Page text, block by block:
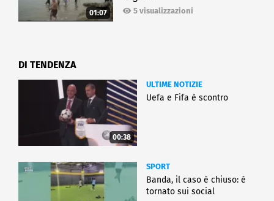
01:07 5 visualizzazioni
DI TENDENZA
00:38
ULTIME NOTIZIE
Uefa e Fifa è scontro
SPORT
Banda, il caso è chiuso: è
tornato sui social